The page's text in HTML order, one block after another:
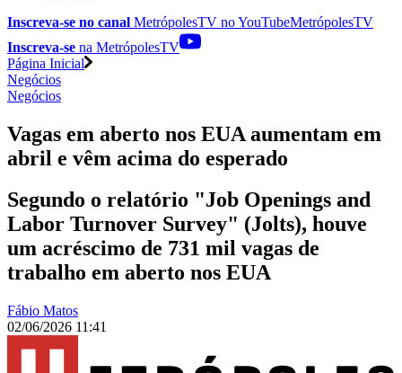
Inscreva-se no canal MetrópolesTV noYouTubeMetrópolesTV
Inscreva-se na MetrópolesTV
Página Inicial
Negócios
Negócios
Vagas em aberto nos EUA aumentam em
abril e vêm acima do esperado
Segundo o relatório "Job Openings and
Labor Turnover Survey" (Jolts), houve
um acréscimo de 731 mil vagas de
trabalho em aberto nos EUA
Fábio Matos
02/06/2026 11:41